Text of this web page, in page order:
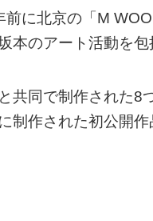
に北京の「M
本のアート活動を
共同で制作された8
制作された初公開作